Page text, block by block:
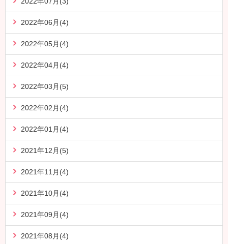
2022年06月(4)
2022年05月(4)
2022年04月(4)
2022年03月(5)
2022年02月(4)
2022年01月(4)
2021年12月(5)
2021年11月(4)
2021年10月(4)
2021年09月(4)
2021年08月(4)